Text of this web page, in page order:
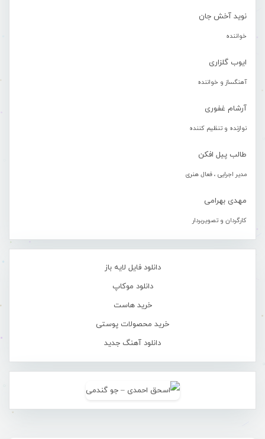
نوید آخش جان
خواننده
ایوب گلزاری
آهنگساز و خواننده
آرشام غفوری
نوازنده و تنظیم کننده
طالب پیل افکن
مدیر اجرایی ، فعال هنری
مهدی بهرامی
کارگردان و تصویربردار
دانلود فایل لایه باز
دانلود موکاپ
خرید هاست
خرید محصولات پوستی
دانلود آهنگ جدید